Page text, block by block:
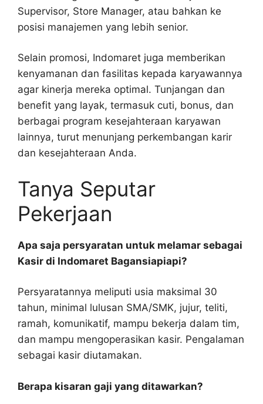
Supervisor, Store Manager, atau bahkan ke
posisi manajemen yang lebih senior.
Selain promosi, Indomaret juga memberikan
kenyamanan dan fasilitas kepada karyawannya
agar kinerja mereka optimal. Tunjangan dan
benefit yang layak, termasuk cuti, bonus, dan
berbagai program kesejahteraan karyawan
lainnya, turut menunjang perkembangan karir
dan kesejahteraan Anda.
Tanya Seputar
Pekerjaan
Apa saja persyaratan untuk melamar sebagai
Kasir di Indomaret Bagansiapiapi?
Persyaratannya meliputi usia maksimal 30
tahun, minimal lulusan SMA/SMK, jujur, teliti,
ramah, komunikatif, mampu bekerja dalam tim,
dan mampu mengoperasikan kasir. Pengalaman
sebagai kasir diutamakan.
Berapa kisaran gaji yang ditawarkan?